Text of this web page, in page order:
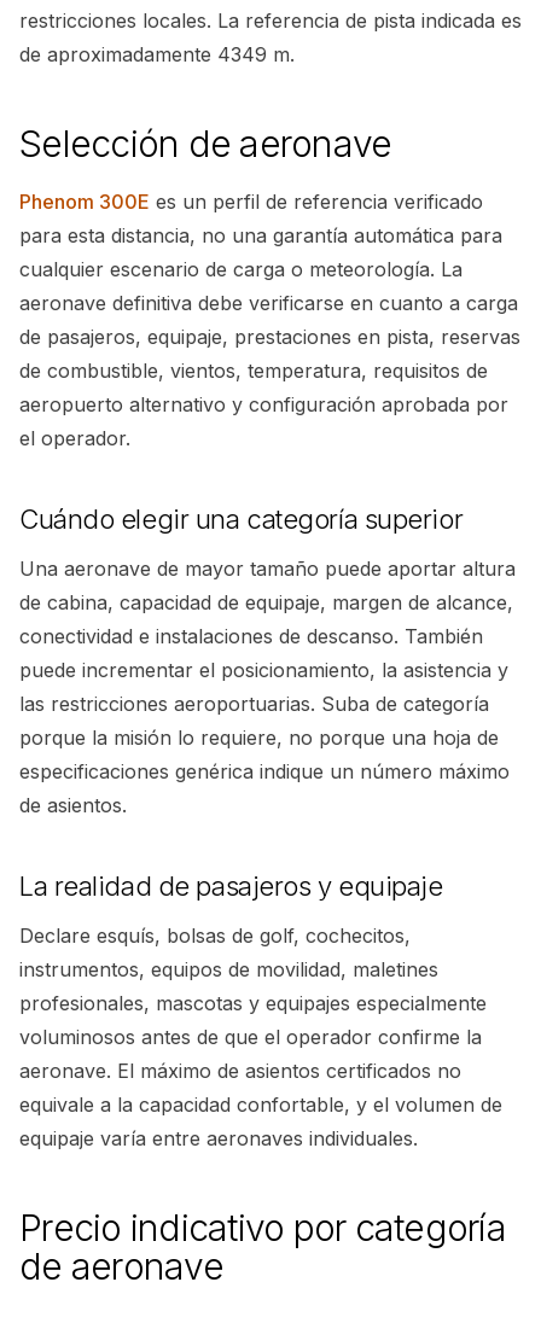
restricciones locales. La referencia de pista indicada es
de aproximadamente 4349 m.
Selección de aeronave
Phenom 300E es un perfil de referencia verificado
para esta distancia, no una garantía automática para
cualquier escenario de carga o meteorología. La
aeronave definitiva debe verificarse en cuanto a carga
de pasajeros, equipaje, prestaciones en pista, reservas
de combustible, vientos, temperatura, requisitos de
aeropuerto alternativo y configuración aprobada por
el operador.
Cuándo elegir una categoría superior
Una aeronave de mayor tamaño puede aportar altura
de cabina, capacidad de equipaje, margen de alcance,
conectividad e instalaciones de descanso. También
puede incrementar el posicionamiento, la asistencia y
las restricciones aeroportuarias. Suba de categoría
porque la misión lo requiere, no porque una hoja de
especificaciones genérica indique un número máximo
de asientos.
La realidad de pasajeros y equipaje
Declare esquís, bolsas de golf, cochecitos,
instrumentos, equipos de movilidad, maletines
profesionales, mascotas y equipajes especialmente
voluminosos antes de que el operador confirme la
aeronave. El máximo de asientos certificados no
equivale a la capacidad confortable, y el volumen de
equipaje varía entre aeronaves individuales.
Precio indicativo por categoría
de aeronave